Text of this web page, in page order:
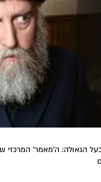
הגאולה: ה'מאמר' המרכזי